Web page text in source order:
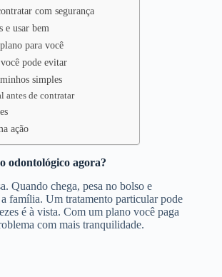
com segurança
e usar bem
para você
pode evitar
simples
antes de contratar
ação
odontológico agora?
Quando chega, pesa no bolso e
família. Um tratamento particular pode
é à vista. Com um plano você paga
com mais tranquilidade.